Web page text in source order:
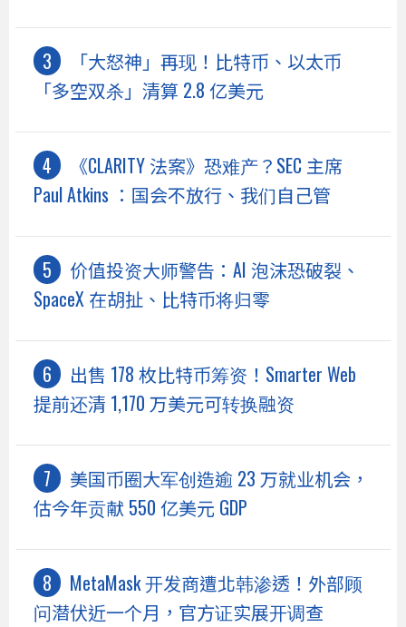
「大怒神」再现！比特币、以太币
「多空双杀」清算 2.8 亿美元
《CLARITY 法案》恐难产？SEC 主席
Paul Atkins ：国会不放行、我们自己管
价值投资大师警告：AI 泡沫恐破裂、
SpaceX 在胡扯、比特币将归零
出售 178 枚比特币筹资！Smarter Web
提前还清 1,170 万美元可转换融资
美国币圈大军创造逾 23 万就业机会，
估今年贡献 550 亿美元 GDP
MetaMask 开发商遭北韩渗透！外部顾
问潜伏近一个月，官方证实展开调查